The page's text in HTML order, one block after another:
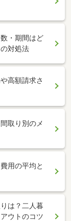
・期間はど
対処法
高額請求さ
取り別のメ
用の平均と
は？二人暮
ウトのコツ